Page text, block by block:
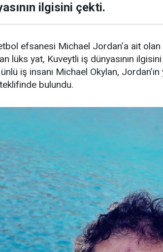
ilgisini çekti.
efsanesi Michael Jordan’a ait olan
lüks yat, Kuveytli iş dünyasının
iş insanı Michael Okylan, Jordan’ın
bulundu.